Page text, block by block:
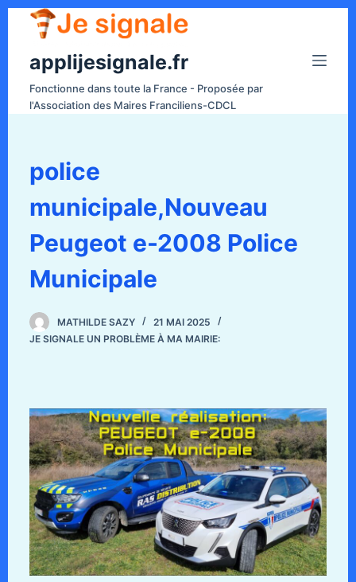
applijesignale.fr
Fonctionne dans toute la France - Proposée par
l'Association des Maires Franciliens-CDCL
police
municipale,Nouveau
Peugeot e-2008 Police
Municipale
MATHILDE SAZY
21 MAI 2025
JE SIGNALE UN PROBLÈME À MA MAIRIE: